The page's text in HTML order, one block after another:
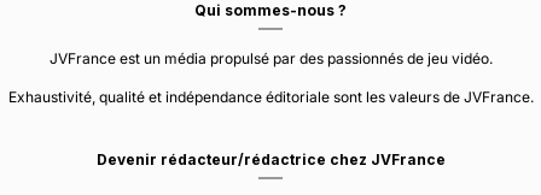
Qui sommes-nous ?
JVFrance est un média propulsé par des passionnés de jeu vidéo.
Exhaustivité, qualité et indépendance éditoriale sont les valeurs de JVFrance.
Devenir rédacteur/rédactrice chez JVFrance